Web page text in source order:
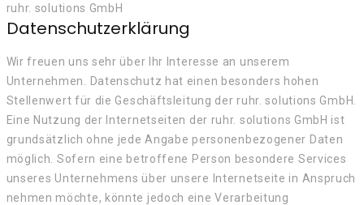
ruhr. solutions GmbH
Datenschutzerklärung
Wir freuen uns sehr über Ihr Interesse an unserem
Unternehmen. Datenschutz hat einen besonders hohen
Stellenwert für die Geschäftsleitung der ruhr. solutions GmbH.
Eine Nutzung der Internetseiten der ruhr. solutions GmbH ist
grundsätzlich ohne jede Angabe personenbezogener Daten
möglich. Sofern eine betroffene Person besondere Services
unseres Unternehmens über unsere Internetseite in Anspruch
nehmen möchte, könnte jedoch eine Verarbeitung